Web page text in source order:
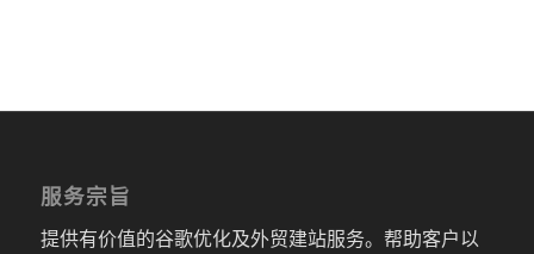
服务宗旨
提供有价值的谷歌优化及外贸建站服务。帮助客户以